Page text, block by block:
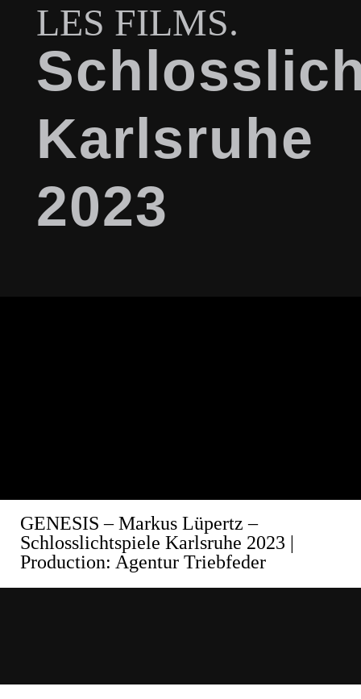
LES FILMS.
Karlsruhe
2023
GENESIS – Markus Lüpertz –
Schlosslichtspiele Karlsruhe 2023
Production: Agentur Triebfeder